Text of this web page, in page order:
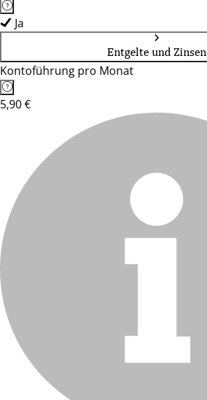
Ja
Entgelte und Zinsen
Kontoführung pro Monat
5,90 €